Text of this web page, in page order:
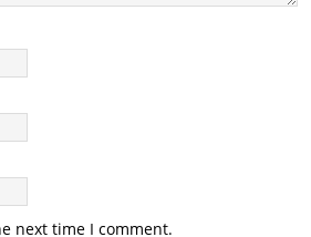
next time I comment.